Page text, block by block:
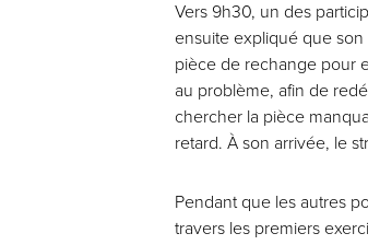
Vers 9h30, un des
ensuite expliqué que son
pièce de rechange pour
au problème, afin de
chercher la pièce
retard. À son arrivée, le
Pendant que les autres
travers les premiers